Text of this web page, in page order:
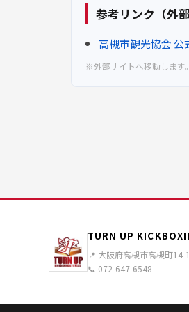
参考リンク（外
高槻市観光協会 公
※外部サイトへ移動します
TURN UP
📍 大阪府高槻市高槻町14-
📞 072-647-6548